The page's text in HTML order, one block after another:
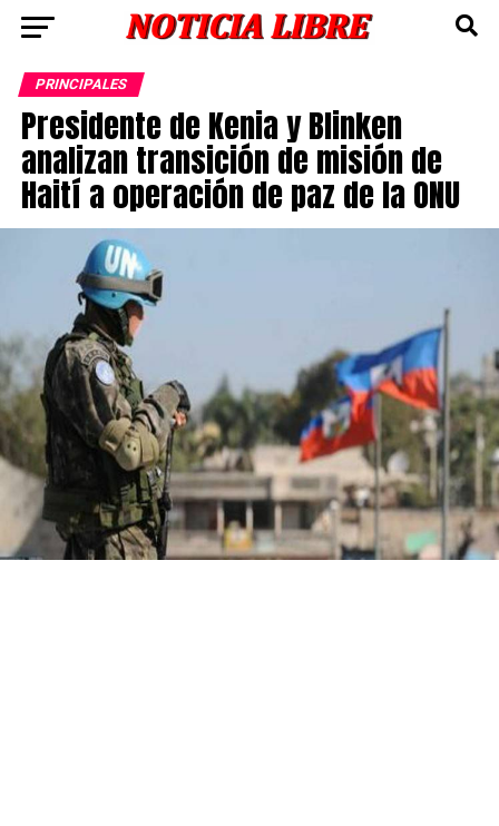
PRINCIPALES
Presidente de Kenia y Blinken
analizan transición de misión de
Haití a operación de paz de la ONU